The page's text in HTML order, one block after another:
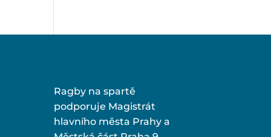
Ragby na spartě
podporuje Magistrát
hlavního města Prahy a